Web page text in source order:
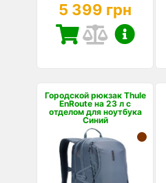
5 399 грн
Городской рюкзак Thule
EnRoute на 23 л с
отделом для ноутбука
Синий